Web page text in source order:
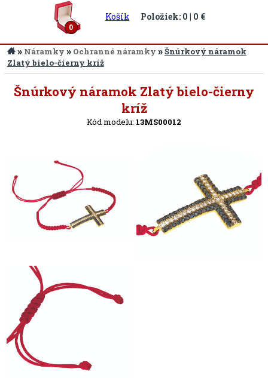
0
Košík Položiek: 0 | 0 €
» Náramky » Ochranné náramky »Šnúrkový náramok
Zlatý bielo-čierny kríž
Šnúrkový náramok Zlatý bielo-čierny
kríž
Kód modelu: 13MS00012